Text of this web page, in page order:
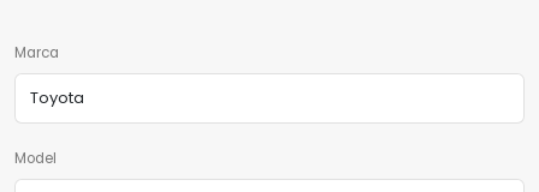
Marca
Model